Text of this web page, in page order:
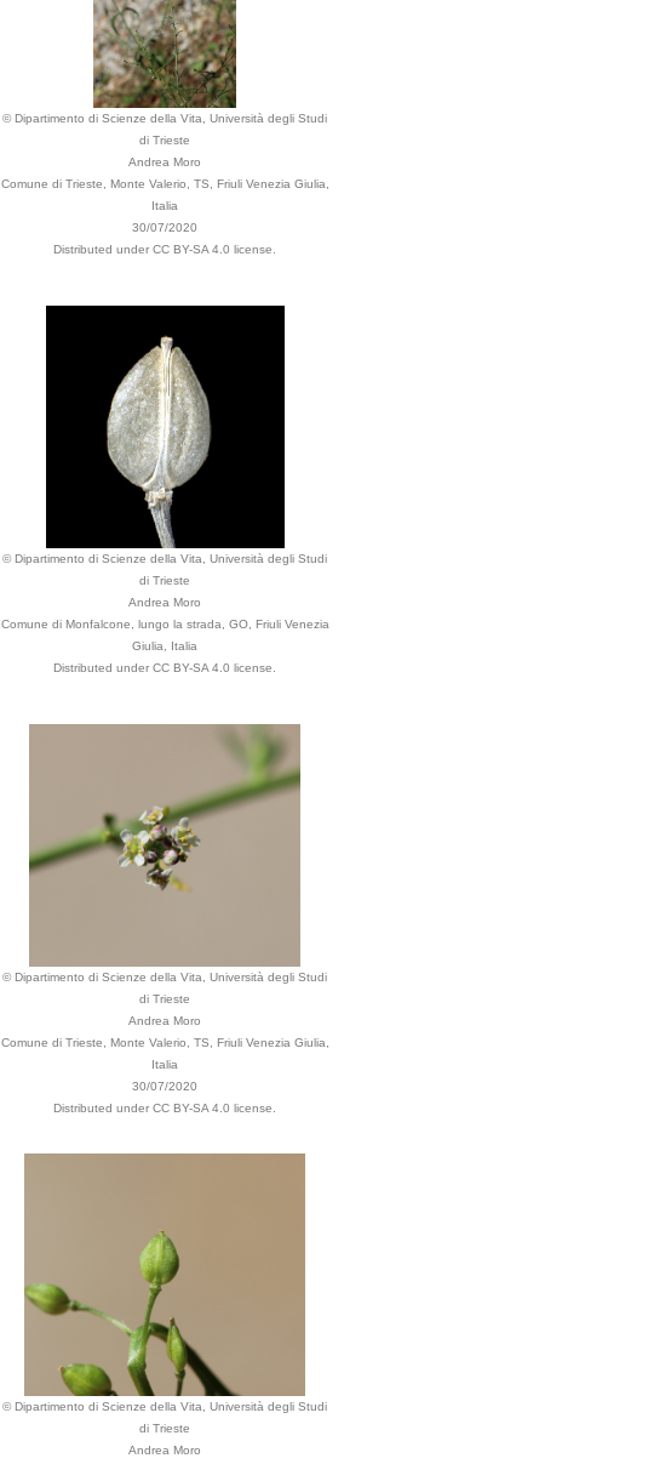
© Dipartimento di Scienze della Vita, Università degli Studi
di Trieste
Andrea Moro
Comune di Trieste, Monte Valerio, TS, Friuli Venezia Giulia,
Italia
30/07/2020
Distributed under CC BY-SA 4.0 license.
© Dipartimento di Scienze della Vita, Università degli Studi
di Trieste
Andrea Moro
Comune di Monfalcone, lungo la strada, GO, Friuli Venezia
Giulia, Italia
Distributed under CC BY-SA 4.0 license.
© Dipartimento di Scienze della Vita, Università degli Studi
di Trieste
Andrea Moro
Comune di Trieste, Monte Valerio, TS, Friuli Venezia Giulia,
Italia
30/07/2020
Distributed under CC BY-SA 4.0 license.
© Dipartimento di Scienze della Vita, Università degli Studi
di Trieste
Andrea Moro